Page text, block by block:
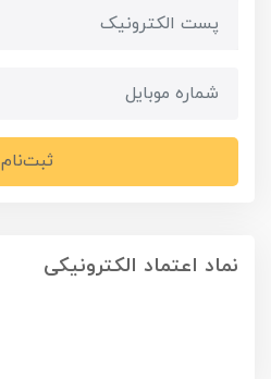
ثبت‌نام
نماد اعتماد الکترونیکی